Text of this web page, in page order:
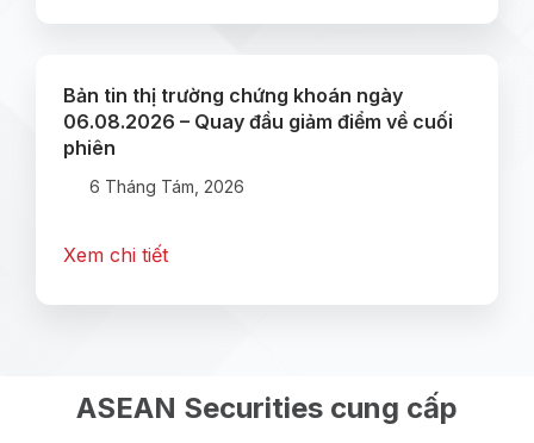
Bản tin thị trường chứng khoán ngày
06.08.2026 – Quay đầu giảm điểm về cuối
phiên
6 Tháng Tám, 2026
Xem chi tiết
ASEAN Securities cung cấp